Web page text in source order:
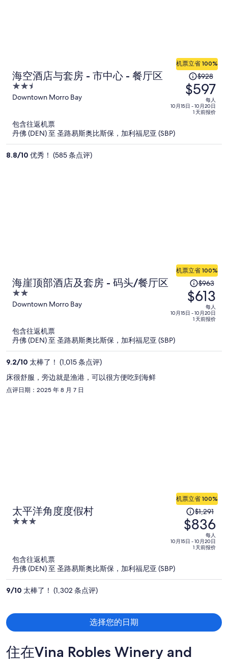
海空酒店与套房 - 市中心 - 餐厅区
2.5
out
5
Downtown Morro Bay
机票立省 100%
原
价
为
每
现
$928
$597
每人
10月15日 - 10月20日
1 天前报价
包含往返机票
丹佛 (DEN) 至 圣路易斯奥比斯保，加利福尼亚 (SBP)
8.8/10 优秀！ (585 条点评)
海崖顶部酒店及套房 - 码头/餐厅区
2
out
5
Downtown Morro Bay
机票立省 100%
原
价
为
每
现
$963
$613
每人
10月15日 - 10月20日
1 天前报价
包含往返机票
丹佛 (DEN) 至 圣路易斯奥比斯保，加利福尼亚 (SBP)
9.2/10 太棒了！ (1,015 条点评)
床很舒服，旁边就是渔港，可以很方便吃到海鲜
点评日期：2025 年 8 月 7 日
太平洋角度度假村
3
5
机票立省 100%
原
价
为
每
现
$836
$1,291
$836
每人
10月15日 - 10月20日
1 天前报价
包含往返机票
丹佛 (DEN) 至 圣路易斯奥比斯保，加利福尼亚 (SBP)
9/10 太棒了！ (1,302 条点评)
选择您的日期
住在Vina Robles Winery and